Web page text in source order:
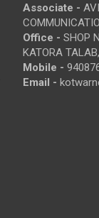
Associate -
Office - SHOP
KATORA
Mobile -
Email -